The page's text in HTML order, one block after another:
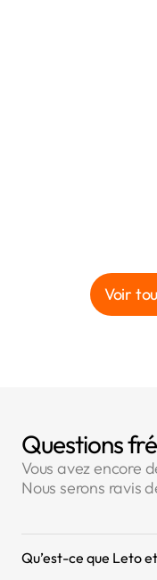
Voir
Questions
Vous avez encore
Nous serons ravis
Qu’est-ce que Leto